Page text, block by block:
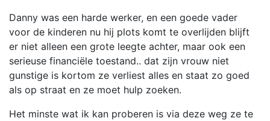
Danny was een harde werker, en een goede vader
voor de kinderen nu hij plots komt te overlijden blijft
er niet alleen een grote leegte achter, maar ook een
serieuse financiële toestand.. dat zijn vrouw niet
gunstige is kortom ze verliest alles en staat zo goed
als op straat en ze moet hulp zoeken.
Het minste wat ik kan proberen is via deze weg ze te